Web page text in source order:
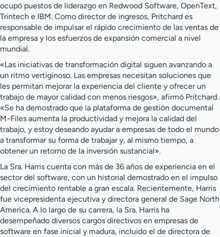
ocupó puestos de liderazgo en Redwood Software, OpenText,
Trintech e IBM. Como director de ingresos, Pritchard es
responsable de impulsar el rápido crecimiento de las ventas de
la empresa y los esfuerzos de expansión comercial a nivel
mundial.
«Las iniciativas de transformación digital siguen avanzando a
un ritmo vertiginoso. Las empresas necesitan soluciones que
les permitan mejorar la experiencia del cliente y ofrecer un
trabajo de mayor calidad con menos riesgos», afirmó Pritchard.
«Se ha demostrado que la plataforma de gestión documental
M-Files aumenta la productividad y mejora la calidad del
trabajo, y estoy deseando ayudar a empresas de todo el mundo
a transformar su forma de trabajar y, al mismo tiempo, a
obtener un retorno de la inversión sustancial».
La Sra. Harris cuenta con más de 36 años de experiencia en el
sector del software, con un historial demostrado en el impulso
del crecimiento rentable a gran escala. Recientemente, Harris
fue vicepresidenta ejecutiva y directora general de Sage North
America. A lo largo de su carrera, la Sra. Harris ha
desempeñado diversos cargos directivos en empresas de
software en fase inicial y madura, incluido el de directora de